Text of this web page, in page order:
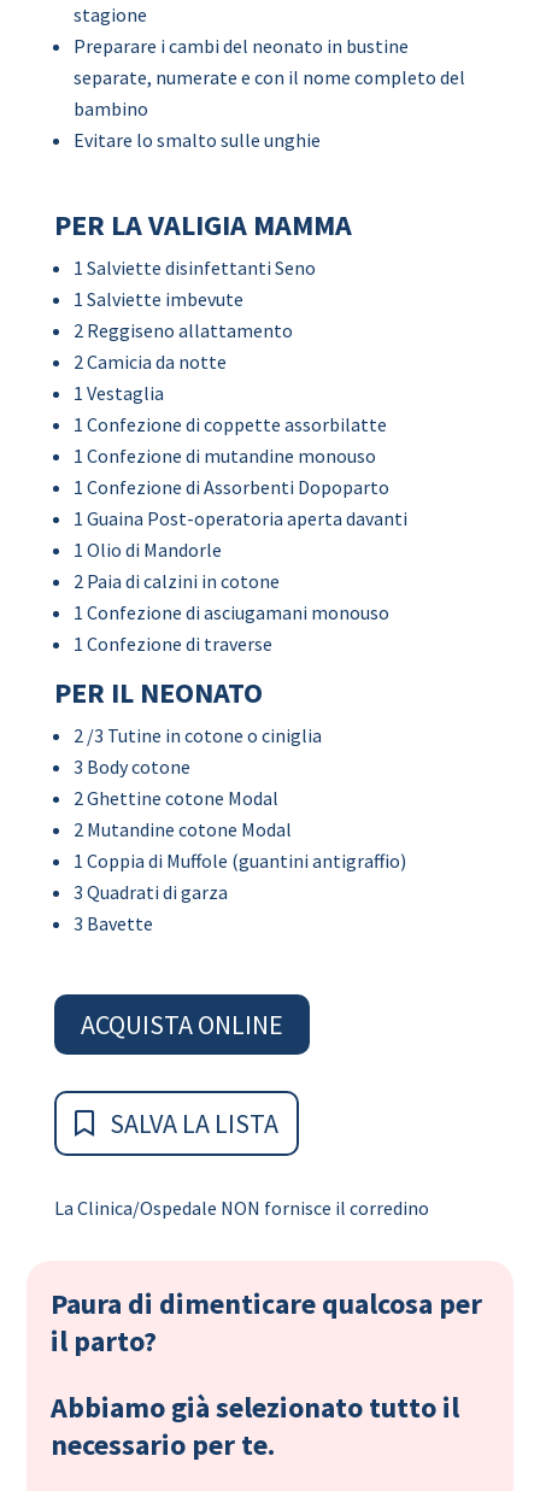
stagione
Preparare i cambi del neonato in bustine
separate, numerate e con il nome completo del
bambino
Evitare lo smalto sulle unghie
PER LA VALIGIA MAMMA
1 Salviette disinfettanti Seno
1 Salviette imbevute
2 Reggiseno allattamento
2 Camicia da notte
1 Vestaglia
1 Confezione di coppette assorbilatte
1 Confezione di mutandine monouso
1 Confezione di Assorbenti Dopoparto
1 Guaina Post-operatoria aperta davanti
1 Olio di Mandorle
2 Paia di calzini in cotone
1 Confezione di asciugamani monouso
1 Confezione di traverse
PER IL NEONATO
2 /3 Tutine in cotone o ciniglia
3 Body cotone
2 Ghettine cotone Modal
2 Mutandine cotone Modal
1 Coppia di Muffole (guantini antigraffio)
3 Quadrati di garza
3 Bavette
ACQUISTA ONLINE
SALVA LA LISTA
La Clinica/Ospedale NON fornisce il corredino
Paura di dimenticare qualcosa per
il parto?
Abbiamo già selezionato tutto il
necessario per te.